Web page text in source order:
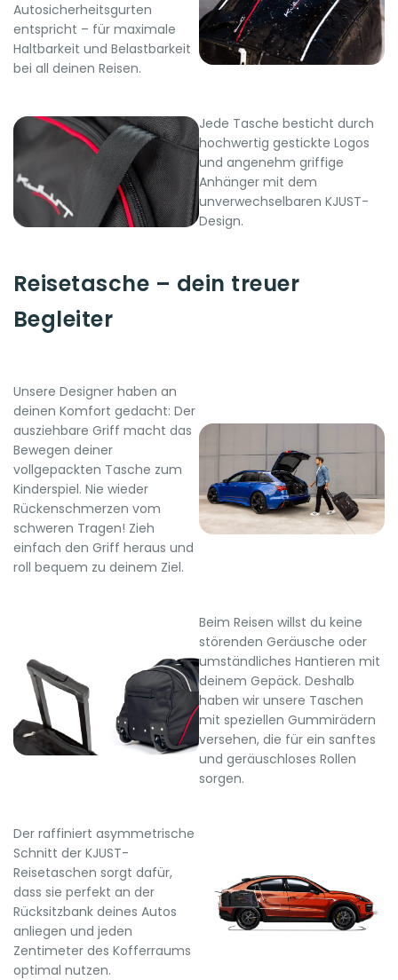
Autosicherheitsgurten
entspricht – für maximale
Haltbarkeit und Belastbarkeit
bei all deinen Reisen.
Jede Tasche besticht durch
hochwertig gestickte Logos
und angenehm griffige
Anhänger mit dem
unverwechselbaren KJUST-
Design.
Reisetasche – dein treuer
Begleiter
Unsere Designer haben an
deinen Komfort gedacht: Der
ausziehbare Griff macht das
Bewegen deiner
vollgepackten Tasche zum
Kinderspiel. Nie wieder
Rückenschmerzen vom
schweren Tragen! Zieh
einfach den Griff heraus und
roll bequem zu deinem Ziel.
Beim Reisen willst du keine
störenden Geräusche oder
umständliches Hantieren mit
deinem Gepäck. Deshalb
haben wir unsere Taschen
mit speziellen Gummirädern
versehen, die für ein sanftes
und geräuschloses Rollen
sorgen.
Der raffiniert asymmetrische
Schnitt der KJUST-
Reisetaschen sorgt dafür,
dass sie perfekt an der
Rücksitzbank deines Autos
anliegen und jeden
Zentimeter des Kofferraums
optimal nutzen.